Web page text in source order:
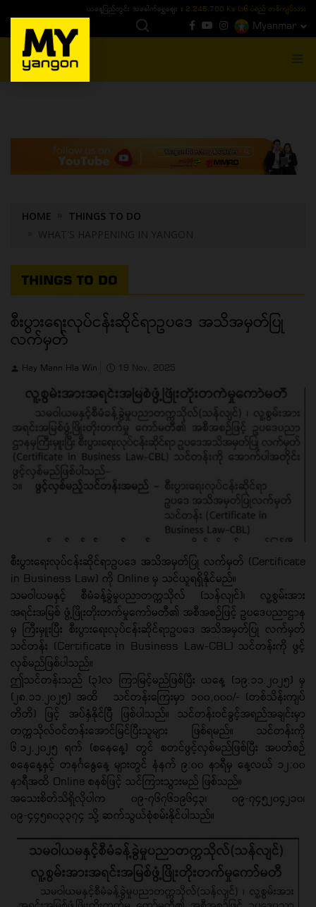
ယနေ့ပြည်တွင်း ၁၅ ပဲရည်ရွှေဈေး :3,770,000 - ပြင်ပပေါက်စျေး (၁၆ ပဲရည် တစ်ကျပ်
Myanmar
MENU
HOME
THINGS TO DO
WHAT'S HAPPENING IN YANGON
THINGS TO DO
စီးပွားရေးလုပ်ငန်းဆိုင်ရာဥပဒေ အသိအမှတ်ပြု
လက်မှတ်
Hay Mann Hla Win 19 Nov, 2025
စီးပွားရေးလုပ်ငန်းဆိုင်ရာဥပဒေ အသိအမှတ်ပြု လက်မှတ် (Certificate
in Business Law) ကို Online မှ သင်ယူရရှိနိုင်မည်။
သမဝါယမနှင့် စီမံခန့်ခွဲမှုပညာတက္ကသိုလ် (သန်လျင်)၊ လူ့စွမ်းအား
အရင်းအမြစ် ဖွံ့ဖြိုးတိုးတက်မှုကော်မတီ၏ အစီအစဉ်ဖြင့် ဥပဒေပညာဌာန
မှ ကြီးမှူးပြီး စီးပွားရေးလုပ်ငန်းဆိုင်ရာဥပဒေ အသိအမှတ်ပြု လက်မှတ်
သင်တန်း (Certificate in Business Law-CBL) သင်တန်းကို ဖွင့်
လှစ်မည်ဖြစ်ပါသည်။
ဤသင်တန်းသည် (၃)လ ကြာမြင့်မည်ဖြစ်ပြီး ယနေ့ (၁၉.၁၁.၂၀၂၅) မှ
(၂၈.၁၁.၂၀၂၅) အထိ သင်တန်းကြေးမှာ ၁၀၀,၀၀၀/- (တစ်သိန်းကျပ်
တိတိ) ဖြင့် အပ်နှံနိုင်ပြီ ဖြစ်ပါသည်။ သင်တန်းဝင်ခွင့်အရည်အချင်းမှာ
တက္ကသိုလ်ဝင်တန်းအောင်မြင်ပြီးသူများ ဖြစ်ရမည်။ သင်တန်းကို
၆.၁၂.၂၀၂၅ ရက် (စနေနေ့) တွင် စတင်ဖွင့်လှစ်မည်ဖြစ်ပြီး အပတ်စဉ်
စနေနေ့နှင့် တနင်္ဂနွေနေ့ များတွင် နံနက် ၉:၀၀ နာရီမှ နေ့လယ် ၁၂:၀၀
နာရီအထိ Online စနစ်ဖြင့် သင်ကြားသွားမည် ဖြစ်သည်။
အသေးစိတ်သိရှိလိုပါက ၀၉-၇၆၇၆၁၉၆၄၃၊ ၀၉-၇၄၅၂၀၄၂၁၀၊
၀၉-၄၄၅၈၀၃၃၇၄ သို့ ဆက်သွယ်စုံစမ်းနိုင်ပါသည်။